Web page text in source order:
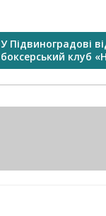
У Підвиноградові
боксерський клуб